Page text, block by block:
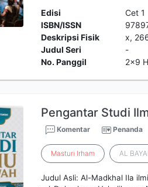
Edisi
Cet 1
ISBN/ISSN
Deskripsi Fisik
x,
Judul Seri
-
No. Panggil
2x9
Pengantar Studi
Komentar Penanda
Masturi Irham AL
Judul Asli: Al-Madkhal Ila